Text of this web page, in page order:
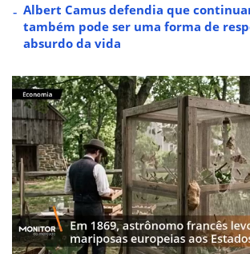
Albert Camus defendia que
também pode ser uma forma de
absurdo da vida